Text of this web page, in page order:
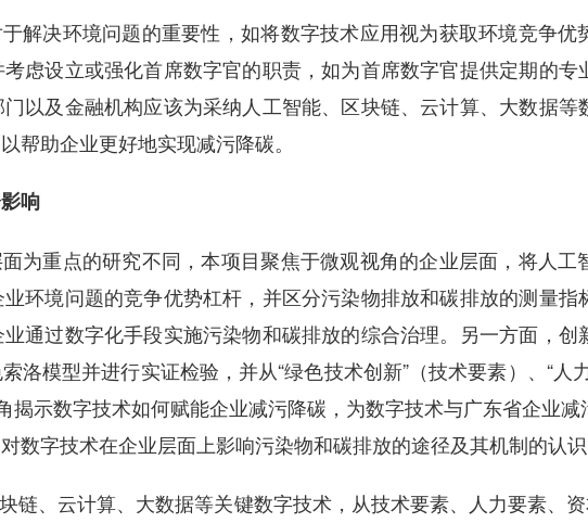
决环境问题的重要性，如将数字技术应用视为获取环境竞争优
虑设立或强化首席数字官的职责，如为首席数字官提供定期的专
以及金融机构应该为采纳人工智能、区块链、云计算、大数据等
帮助企业更好地实现减污降碳。
响
重点的研究不同，本项目聚焦于微观视角的企业层面，将人工
环境问题的竞争优势杠杆，并区分污染物排放和碳排放的测量指
通过数字化手段实施污染物和碳排放的综合治理。另一方面，创
洛模型并进行实证检验，并从“绿色技术创新”（技术要素）、“人
揭示数字技术如何赋能企业减污降碳，为数字技术与广东省企业
数字技术在企业层面上影响污染物和碳排放的途径及其机制的认识
、云计算、大数据等关键数字技术，从技术要素、人力要素、资